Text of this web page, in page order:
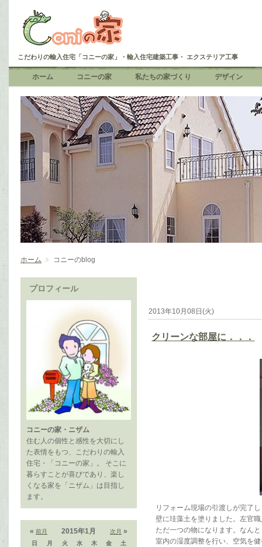
こだわりの輸入住宅「コニーの家」・輸入住宅建築工事・ エクステリア工事
ホーム コニーの家 私たちの家づくり デザイン
ホーム コニーのblog
プロフィール
コニーの家・ニザム
住む人の個性と感性を大切にし
た表情をもつ、こだわりの輸入
住宅・「コニーの家」。 そこに
暮らすことが喜びであり、楽し
くなる家を「ニザム」は目指し
ます。
«前月 次月 »
2015年1月
日 月 火 水 木 金
土
2013年10月08日(火)
クリーンな部屋に．．．
リフォーム現場の引渡しが完了
壁に珪藻土を塗りました。左官
ただ一つの物になります。なん
室内の湿度調整を行い、空気を